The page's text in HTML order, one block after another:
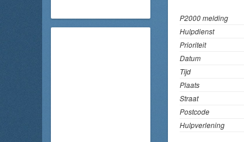
P2000 melding
Hulpdienst
Prioriteit
Datum
Tijd
Plaats
Straat
Postcode
Hulpverlening